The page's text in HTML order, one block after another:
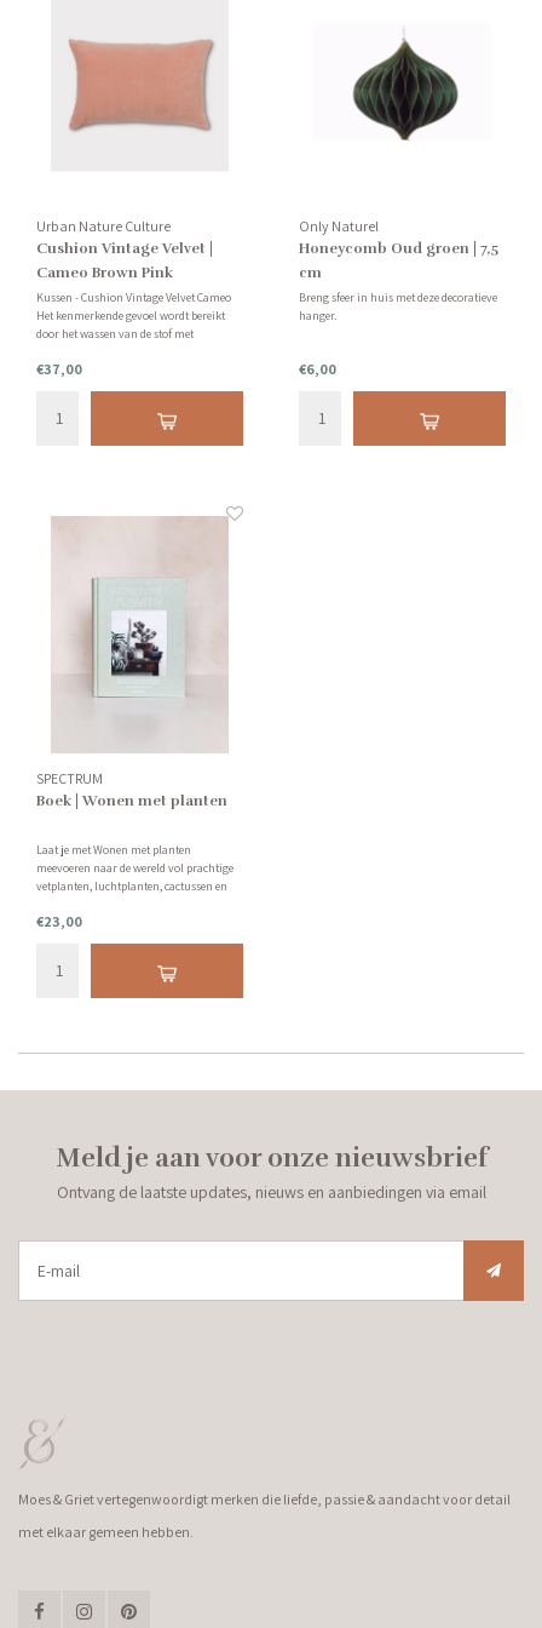
Urban Nature Culture
Cushion Vintage Velvet |
Cameo Brown Pink
Kussen - Cushion Vintage Velvet Cameo
Het kenmerkende gevoel wordt bereikt
door het wassen van de stof met
vintage uitstraling krijgt waar we
allemaal van houden. Inclusief
€37,00
Only Naturel
Honeycomb Oud groen | 7,5
cm
Breng sfeer in huis met deze decoratieve
hanger.
€6,00
SPECTRUM
Boek | Wonen met planten
Laat je met Wonen met planten
meevoeren naar de wereld vol prachtige
vetplanten, luchtplanten, cactussen en
€23,00
Meld je aan voor onze nieuwsbrief
Ontvang de laatste updates, nieuws en aanbiedingen via email
Moes & Griet vertegenwoordigt merken die liefde, passie & aandacht voor detail
met elkaar gemeen hebben.